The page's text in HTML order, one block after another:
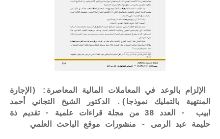
الإلزام بالوعد في المعاملات المالية المعاصرة: (الإجارة
المنتهية بالتمليك نموذجا). الدكتور الشيخ التجاني أحمد
ابيب - العدد 38 من مجلة قراءات علمية - تقديم ذة
حليمة عبد الرمى - منشورات موقع الباحث العلمي